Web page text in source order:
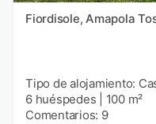
Fiordisole, Amapola
Tipo de alojamiento:
6 huéspedes
100 m²
Comentarios: 9